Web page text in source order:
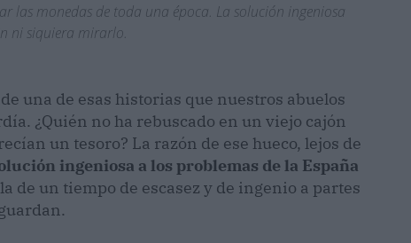
las monedas de toda una época. La solución ingeniosa
ni siquiera mirarlo.
una de esas historias que nuestros abuelos
¿Quién no ha rebuscado en un viejo cajón
un tesoro? La razón de ese hueco, lejos de
ingeniosa a los problemas de la España
de un tiempo de escasez y de ingenio a partes